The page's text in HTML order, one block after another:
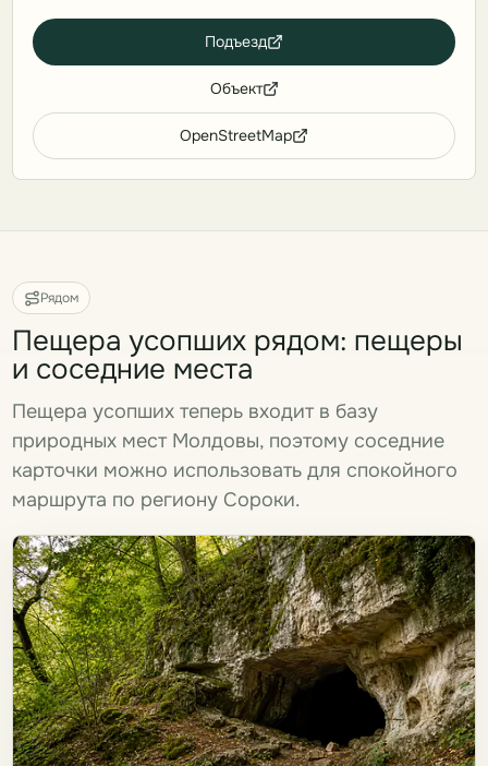
Подъезд
Объект
OpenStreetMap
Рядом
Пещера усопших рядом: пещеры
и соседние места
Пещера усопших теперь входит в базу
природных мест Молдовы, поэтому соседние
карточки можно использовать для спокойного
маршрута по региону Сороки.